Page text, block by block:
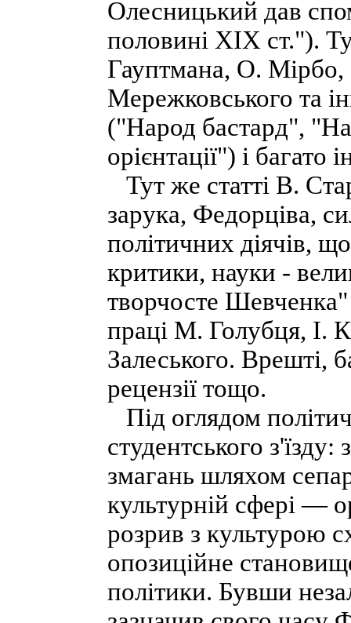
Олесницький дав
половині XIX ст.").
Гауптмана, О.
Мережковського та
("Народ бастард",
орієнтації") і багато
Тут же статті В.
зарука, Федорціва,
політичних діячів,
критики, науки -
творчосте
праці М. Голубця, І.
Залеського. Врешті,
рецензії тощо.
Під оглядом
студентського
змагань шляхом
культурній сфері —
розрив з культурою
опозиційне
політики. Бувши